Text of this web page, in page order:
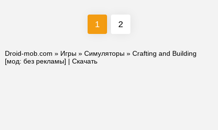
1 2
Droid-mob.com » Игры » Симуляторы » Crafting and Building
[мод: без рекламы] | Скачать